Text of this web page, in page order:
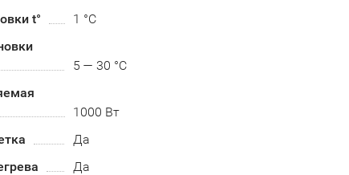
t°
1 °C
5 — 30 °C
1000 Вт
Да
Да